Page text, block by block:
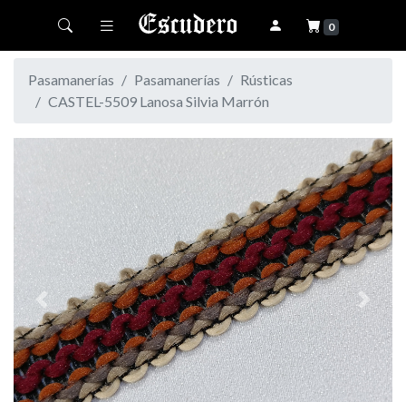
Toggle navigation 0
Pasamanerías Pasamanerías
Rústicas
CASTEL-5509 Lanosa Silvia Marrón
Previous Next